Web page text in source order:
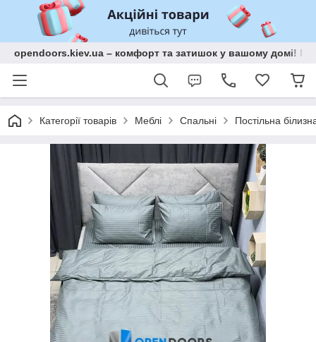
opendoors.kiev.ua – комфорт та затишок у вашому домі!
Категорії товарів Меблі Спальні Постільна